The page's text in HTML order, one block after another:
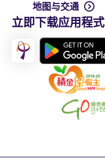
地图与交通
立即下载应用程式